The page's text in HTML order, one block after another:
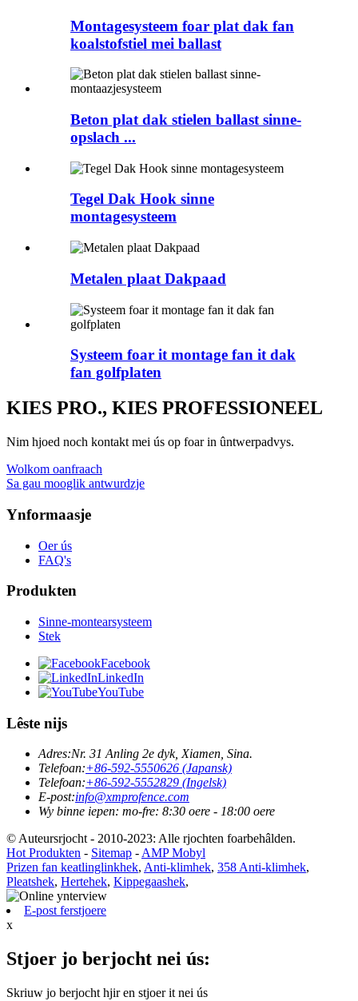
Montagesysteem foar plat dak fan
koalstofstiel mei ballast
Beton plat dak stielen ballast sinne-
opslach ...
Tegel Dak Hook sinne
montagesysteem
Metalen plaat Dakpaad
Systeem foar it montage fan it dak
fan golfplaten
KIES PRO., KIES PROFESSIONEEL
Nim hjoed noch kontakt mei ús op foar in ûntwerpadvys.
Wolkom oanfraach
Sa gau mooglik antwurdzje
Ynformaasje
Oer ús
FAQ's
Produkten
Sinne-montearsysteem
Stek
Facebook
LinkedIn
YouTube
Lêste nijs
Adres:Nr. 31 Anling 2e dyk, Xiamen, Sina.
Telefoan:+86-592-5550626 (Japansk)
Telefoan:+86-592-5552829 (Ingelsk)
E-post:info@xmprofence.com
Wy binne iepen: mo-fre: 8:30 oere - 18:00 oere
© Auteursrjocht - 2010-2023: Alle rjochten foarbehâlden.
Hot Produkten - Sitemap -AMP Mobyl
Prizen fan keatlinglinkhek, Anti-klimhek, 358 Anti-klimhek,
Pleatshek, Hertehek, Kippegaashek,
E-post ferstjoere
x
Stjoer jo berjocht nei ús:
Skriuw jo berjocht hjir en stjoer it nei ús